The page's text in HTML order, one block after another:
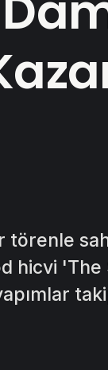
hicvi